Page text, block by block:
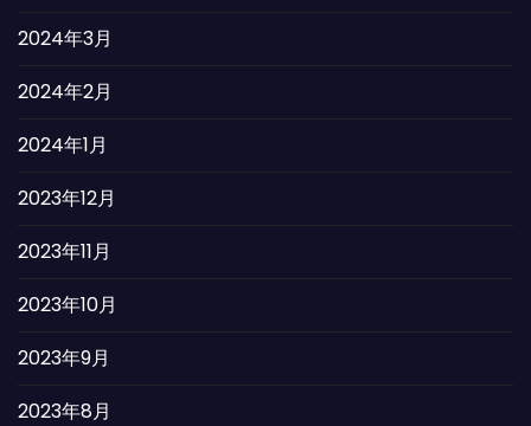
2024年3月
2024年2月
2024年1月
2023年12月
2023年11月
2023年10月
2023年9月
2023年8月